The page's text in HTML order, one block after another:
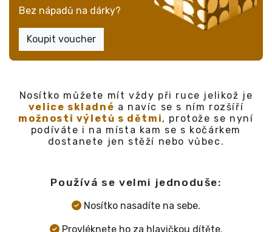
Nosítko můžete mít vždy při ruce jelikož je
a navíc se s ním rozšíří
možnosti výletů s dětmi
, protože se nyní
podíváte i na místa kam se s kočárkem
Používá se velmi jednoduše:
Nosítko nasadíte na sebe.
Provléknete ho za hlavičkou dítěte.
Popruh sesadíte na rameno (ne na krk).